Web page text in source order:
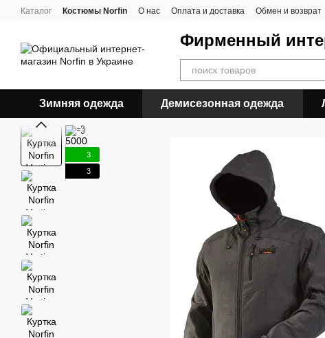
Перейти к основному контенту
Каталог Костюмы Norfin О нас Оплата и доставка Обмен и возврат
Фирменный
Зимняя одежда Демисезонная одежда
3
3